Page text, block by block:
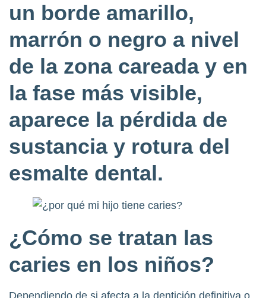
un borde amarillo,
marrón o negro a nivel
de la zona careada y en
la fase más visible,
aparece la pérdida de
sustancia y rotura del
esmalte dental.
¿Cómo se tratan las
caries en los niños?
Dependiendo de si afecta a la dentición definitiva o